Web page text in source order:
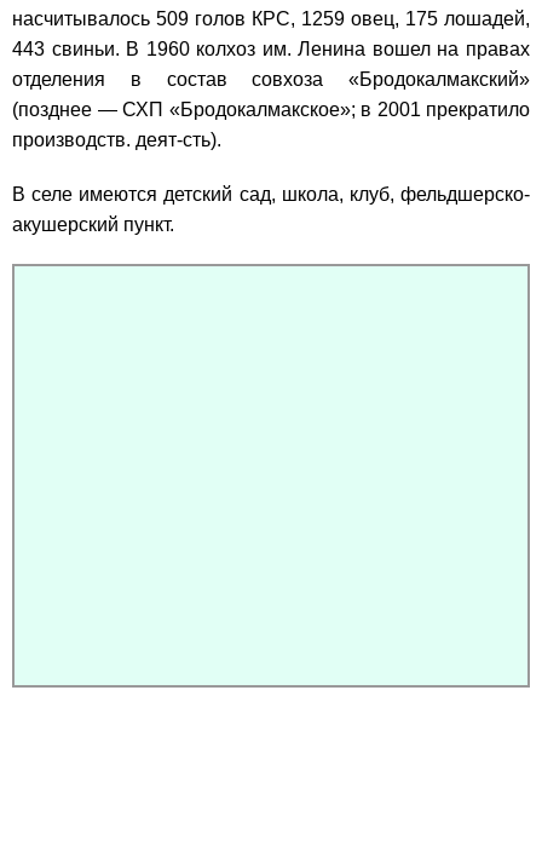
насчитывалось 509 голов КРС, 1259 овец, 175 лошадей,
443 свиньи. В 1960 колхоз им. Ленина вошел на правах
отделения в состав совхоза «Бродокалмакский»
(позднее — СХП «Бродокалмакское»; в 2001 прекратило
производств. деят-сть).
В селе имеются детский сад, школа, клуб, фельдшерско-
акушерский пункт.